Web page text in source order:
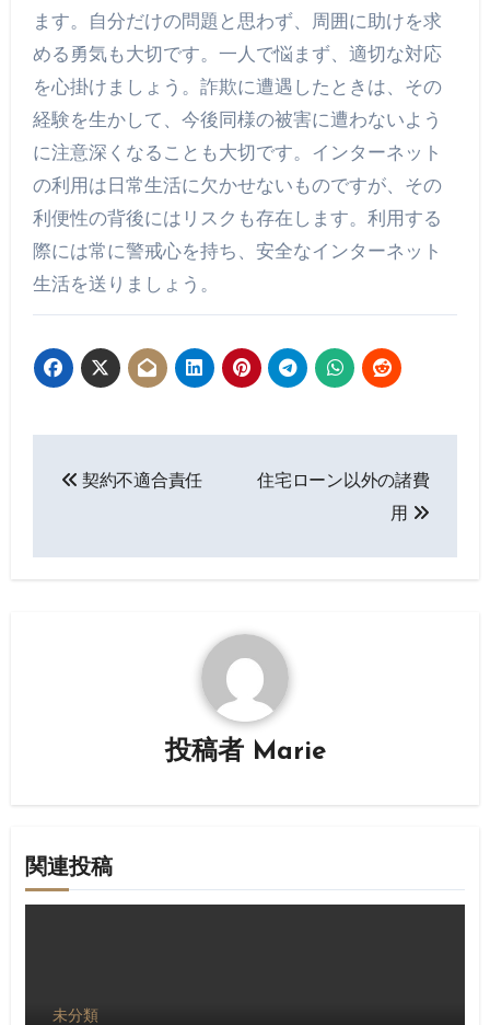
ます。自分だけの問題と思わず、周囲に助けを求
める勇気も大切です。一人で悩まず、適切な対応
を心掛けましょう。詐欺に遭遇したときは、その
経験を生かして、今後同様の被害に遭わないよう
に注意深くなることも大切です。インターネット
の利用は日常生活に欠かせないものですが、その
利便性の背後にはリスクも存在します。利用する
際には常に警戒心を持ち、安全なインターネット
生活を送りましょう。
契約不適合責任
住宅ローン以外の諸費
用
投稿者 Marie
関連投稿
未分類